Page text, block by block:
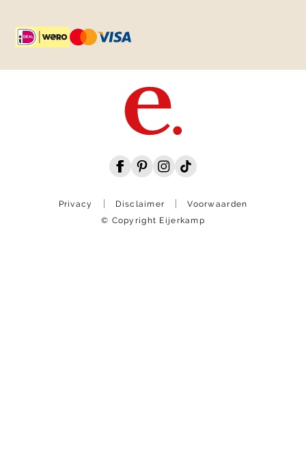
Privacy Disclaimer
Voorwaarden
© Copyright Eijerkamp